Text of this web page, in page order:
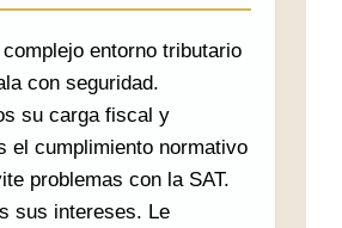
entorno tributario
con seguridad.
su carga fiscal y
el cumplimiento normativo
problemas con la SAT.
sus intereses. Le